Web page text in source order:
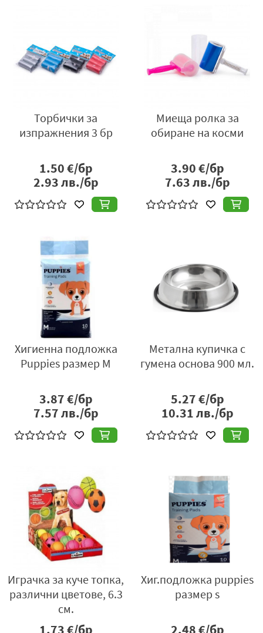
Торбички за
изпражнения 3 бр
1.50€/бр
2.93лв./бр
Миеща ролка за
обиране на косми
3.90€/бр
7.63лв./бр
Хигиенна подложка
Puppies размер M
3.87€/бр
7.57лв./бр
Метална купичка с
гумена основа 900 мл.
5.27€/бр
10.31лв./бр
Играчка за куче топка,
различни цветове, 6.3
см.
Хиг.подложка puppies
размер s